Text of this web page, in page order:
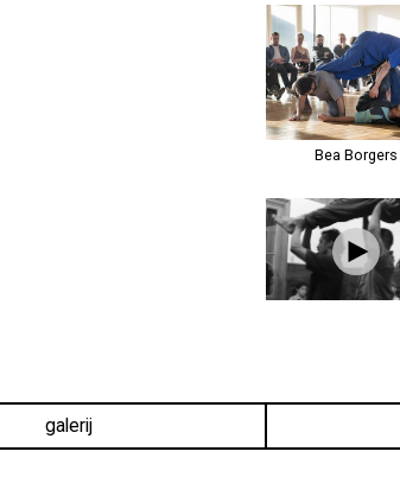
Bea Borgers
galerij